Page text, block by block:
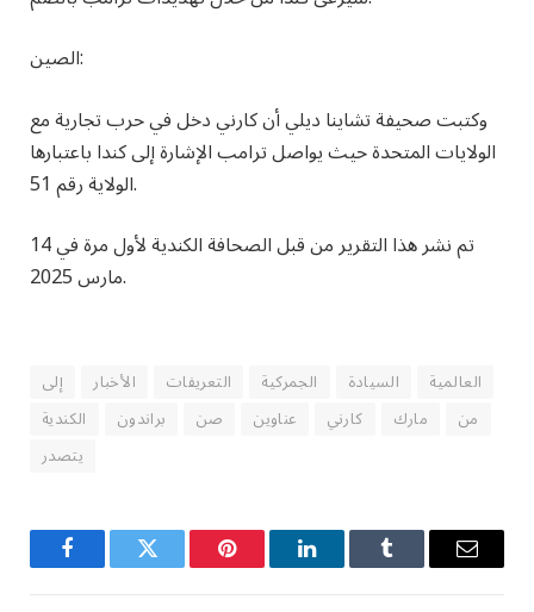
الصين:
وكتبت صحيفة تشاينا ديلي أن كارني دخل في حرب تجارية مع
الولايات المتحدة حيث يواصل ترامب الإشارة إلى كندا باعتبارها
الولاية رقم 51.
تم نشر هذا التقرير من قبل الصحافة الكندية لأول مرة في 14
مارس 2025.
إلى الأخبار التعريفات الجمركية السيادة
العالمية
الكندية
براندون صن عناوين كارني مارك
من
يتصدر
FacebookTwitter Pinterest LinkedInTumblr Email